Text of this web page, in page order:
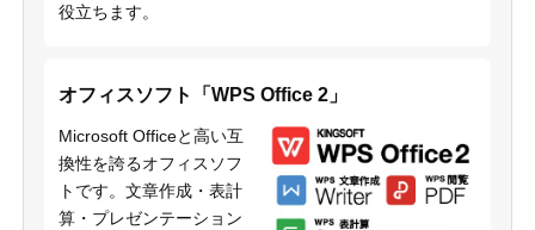
役立ちます。
オフィスソフト「WPS Office 2」
Microsoft Officeと高い互
換性を誇るオフィスソフ
トです。文章作成・表計
算・プレゼンテーション